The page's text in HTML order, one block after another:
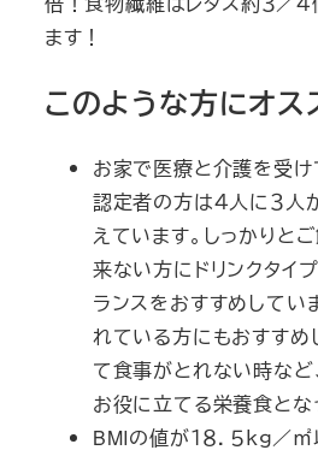
ます！
このような方にオス
お家で医療と介護を受け
認定者の方は４人に３人
えています。しっかりと
来ない方にドリンクタイ
ランスをおすすめしてい
れている方にもおすすめ
て食事がとれない時など
お役に立てる栄養食とな
BMIの値が１８．５ｋｇ／